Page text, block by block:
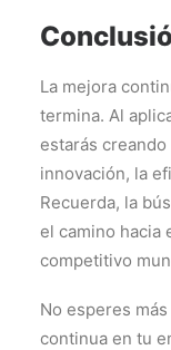
La mejora
termina. Al
estarás
innovación, la
Recuerda, la
el camino hacia
competitivo
No esperes
continua en tu